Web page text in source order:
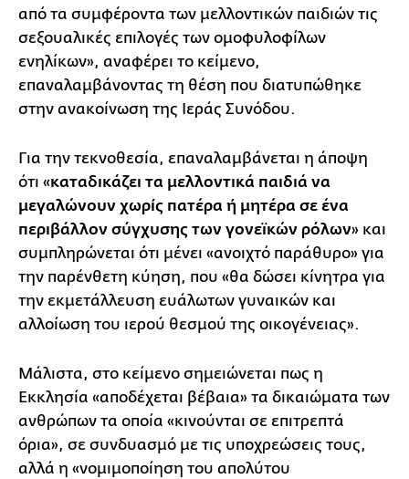
από τα συμφέροντα των μελλοντικών παιδιών τις
σεξουαλικές επιλογές των ομοφυλοφίλων
ενηλίκων», αναφέρει το κείμενο,
επαναλαμβάνοντας τη θέση που διατυπώθηκε
στην ανακοίνωση της Ιεράς Συνόδου.
Για την τεκνοθεσία, επαναλαμβάνεται η άποψη
ότι «καταδικάζει τα μελλοντικά παιδιά να
μεγαλώνουν χωρίς πατέρα ή μητέρα σε ένα
περιβάλλον σύγχυσης των γονεϊκών ρόλων» και
συμπληρώνεται ότι μένει «ανοιχτό παράθυρο» για
την παρένθετη κύηση, που «θα δώσει κίνητρα για
την εκμετάλλευση ευάλωτων γυναικών και
αλλοίωση του ιερού θεσμού της οικογένειας».
Μάλιστα, στο κείμενο σημειώνεται πως η
Εκκλησία «αποδέχεται βέβαια» τα δικαιώματα των
ανθρώπων τα οποία «κινούνται σε επιτρεπτά
όρια», σε συνδυασμό με τις υποχρεώσεις τους,
αλλά η «νομιμοποίηση του απολύτου